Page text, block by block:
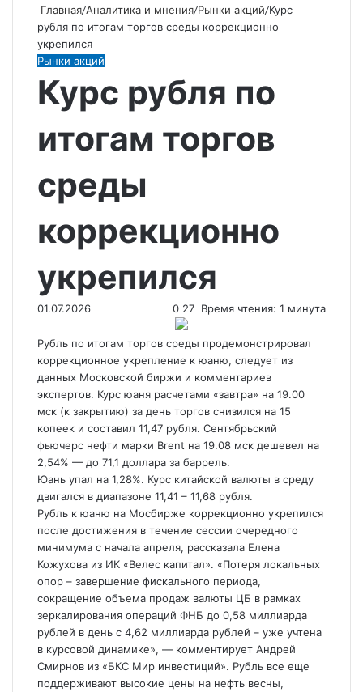
Главная/Аналитика и мнения/Рынки акций/Курс
рубля по итогам торгов среды коррекционно
укрепился
Рынки акций
Курс рубля по
итогам торгов
среды
коррекционно
укрепился
01.07.2026 0 27 Время чтения: 1 минута
Рубль по итогам торгов среды продемонстрировал
коррекционное укрепление к юаню, следует из
данных Московской биржи и комментариев
экспертов. Курс юаня расчетами «завтра» на 19.00
мск (к закрытию) за день торгов снизился на 15
копеек и составил 11,47 рубля. Сентябрьский
фьючерс нефти марки Brent на 19.08 мск дешевел на
2,54% — до 71,1 доллара за баррель.
Юань упал на 1,28%. Курс китайской валюты в среду
двигался в диапазоне 11,41 – 11,68 рубля.
Рубль к юаню на Мосбирже коррекционно укрепился
после достижения в течение сессии очередного
минимума с начала апреля, рассказала Елена
Кожухова из ИК «Велес капитал». «Потеря локальных
опор – завершение фискального периода,
сокращение объема продаж валюты ЦБ в рамках
зеркалирования операций ФНБ до 0,58 миллиарда
рублей в день с 4,62 миллиарда рублей – уже учтена
в курсовой динамике», — комментирует Андрей
Смирнов из «БКС Мир инвестиций». Рубль все еще
поддерживают высокие цены на нефть весны,